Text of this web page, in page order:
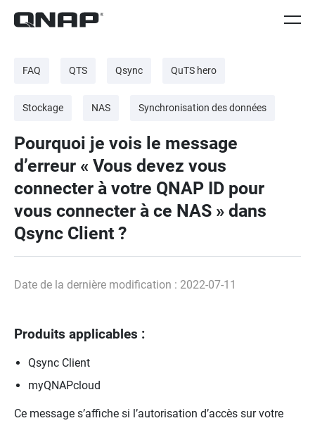
FAQ QTS Qsync QuTS hero
Stockage NAS Synchronisation des données
Pourquoi je vois le message
d’erreur « Vous devez vous
connecter à votre QNAP ID pour
vous connecter à ce NAS » dans
Qsync Client ?
Date de la dernière modification : 2022-07-11
Produits applicables :
Qsync Client
myQNAPcloud
Ce message s’affiche si l’autorisation d’accès sur votre